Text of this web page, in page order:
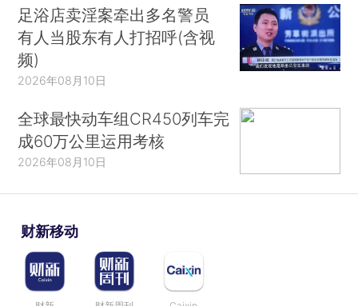
足浴店卖淫案牵出多名警员
有人当股东有人打招呼(含视
频)
2026年08月10日
全球最快动车组CR450列车完
成60万公里运用考核
2026年08月10日
财新移动